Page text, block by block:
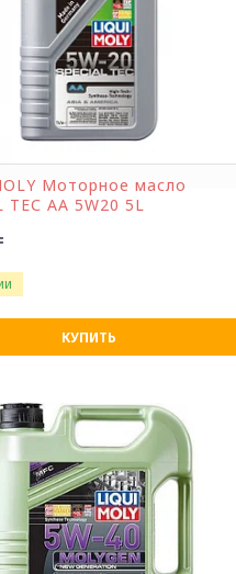
Моторное масло
ТЕС AA 5W20 5L
КУПИТЬ